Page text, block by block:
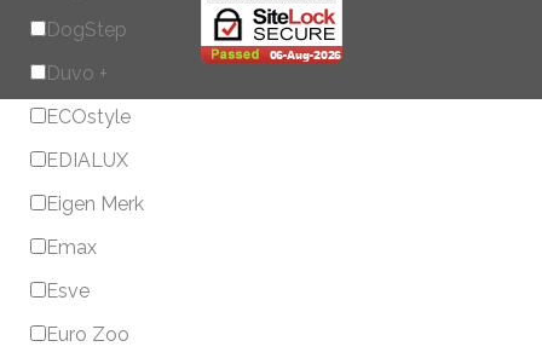
DogStep
Duvo +
ECOstyle
EDIALUX
Eigen Merk
Emax
Esve
Euro Zoo